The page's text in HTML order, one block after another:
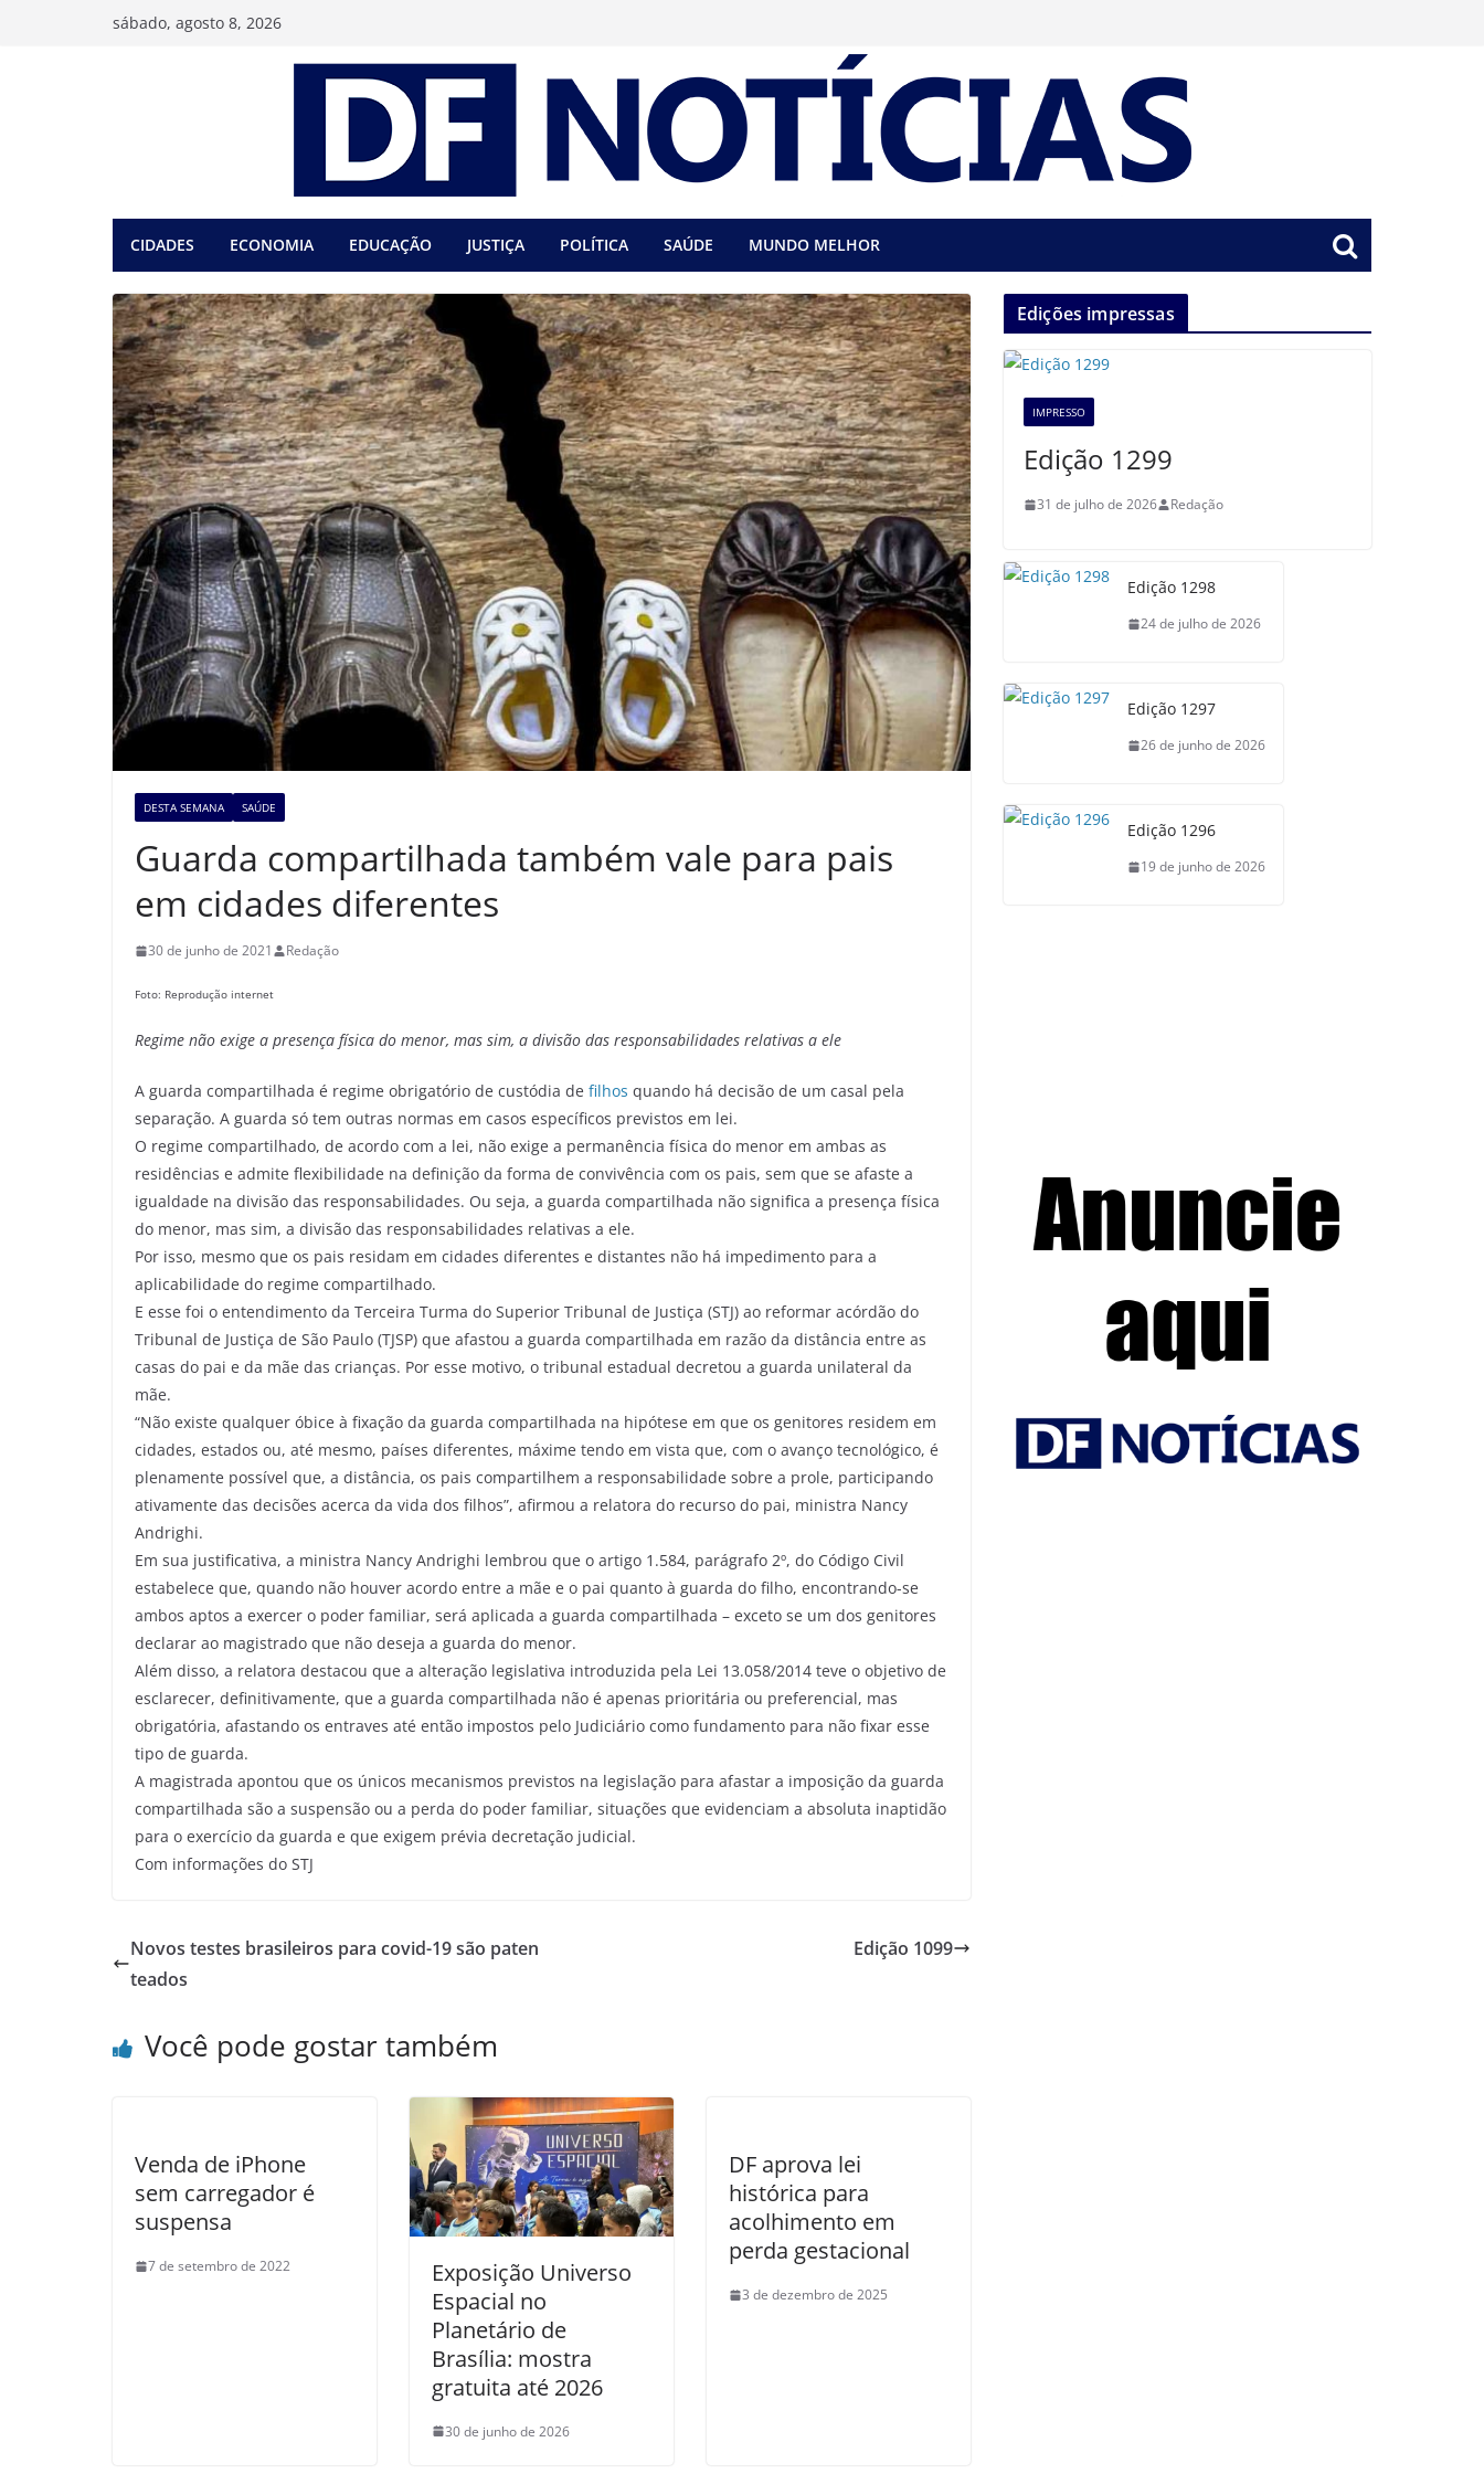
sábado, agosto 8, 2026
CIDADES ECONOMIA EDUCAÇÃO JUSTIÇA POLÍTICA SAÚDE MUNDO MELHOR
DESTA SEMANA SAÚDE
Guarda compartilhada também vale para pais
em cidades diferentes
30 de junho de 2021 Redação
Foto: Reprodução internet
Regime não exige a presença física do menor, mas sim, a divisão das responsabilidades relativas a ele
​A guarda compartilhada é regime obrigatório de custódia de filhos quando há decisão de um casal pela
separação. A guarda só tem outras normas em casos específicos previstos em lei.
O regime compartilhado, de acordo com a lei, não exige a permanência física do menor em ambas as
residências e admite flexibilidade na definição da forma de convivência com os pais, sem que se afaste a
igualdade na divisão das responsabilidades. Ou seja, a guarda compartilhada não significa a presença física
do menor, mas sim, a divisão das responsabilidades relativas a ele.
Por isso, mesmo que os pais residam em cidades diferentes e distantes não há impedimento para a
aplicabilidade do regime compartilhado.
E esse foi o entendimento da Terceira Turma do Superior Tribunal de Justiça (STJ) ao reformar acórdão do
Tribunal de Justiça de São Paulo (TJSP) que afastou a guarda compartilhada em razão da distância entre as
casas do pai e da mãe das crianças. Por esse motivo, o tribunal estadual decretou a guarda unilateral da
mãe.
“Não existe qualquer óbice à fixação da guarda compartilhada na hipótese em que os genitores residem em
cidades, estados ou, até mesmo, países diferentes, máxime tendo em vista que, com o avanço tecnológico, é
plenamente possível que, a distância, os pais compartilhem a responsabilidade sobre a prole, participando
ativamente das decisões acerca da vida dos filhos”, afirmou a relatora do recurso do pai, ministra Nancy
Andrighi.
Em sua justificativa, a ministra Nancy Andrighi lembrou que o artigo 1.584, parágrafo 2º, do Código Civil
estabelece que, quando não houver acordo entre a mãe e o pai quanto à guarda do filho, encontrando-se
ambos aptos a exercer o poder familiar, será aplicada a guarda compartilhada – exceto se um dos genitores
declarar ao magistrado que não deseja a guarda do menor.
Além disso, a relatora destacou que a alteração legislativa introduzida pela Lei 13.058/2014 teve o objetivo de
esclarecer, definitivamente, que a guarda compartilhada não é apenas prioritária ou preferencial, mas
obrigatória, afastando os entraves até então impostos pelo Judiciário como fundamento para não fixar esse
tipo de guarda.
A magistrada apontou que os únicos mecanismos previstos na legislação para afastar a imposição da guarda
compartilhada são a suspensão ou a perda do poder familiar, situações que evidenciam a absoluta inaptidão
para o exercício da guarda e que exigem prévia decretação judicial.
Com informações do STJ
Novos testes brasileiros para covid-19 são paten
teados
Edição 1099
Você pode gostar também
Venda de iPhone
sem carregador é
suspensa
7 de setembro de 2022
Exposição Universo
Espacial no
Planetário de
Brasília: mostra
gratuita até 2026
30 de junho de 2026
DF aprova lei
histórica para
acolhimento em
perda gestacional
3 de dezembro de 2025
Edições impressas
IMPRESSO
Edição 1299
31 de julho de 2026 Redação
Edição 1298
24 de julho de 2026
Edição 1297
26 de junho de 2026
Edição 1296
19 de junho de 2026